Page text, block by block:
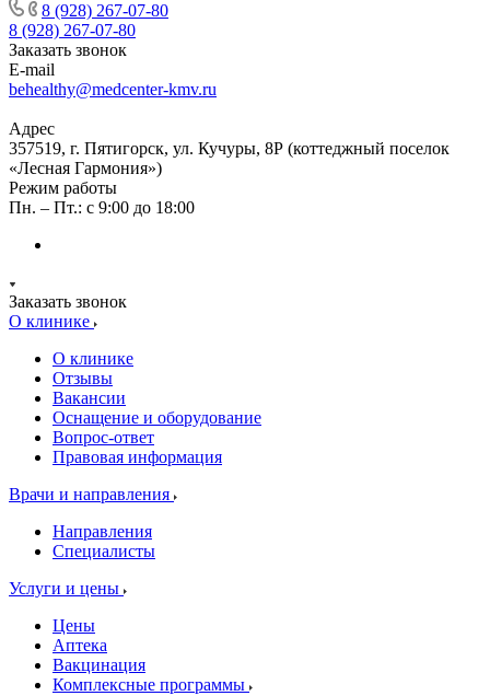
8 (928) 267-07-80
8 (928) 267-07-80
Заказать звонок
E-mail
behealthy@medcenter-kmv.ru
Адрес
357519, г. Пятигорск, ул. Кучуры, 8Р (коттеджный поселок
«Лесная Гармония»)
Режим работы
Пн. – Пт.: с 9:00 до 18:00
Заказать звонок
О клинике
О клинике
Отзывы
Вакансии
Оснащение и оборудование
Вопрос-ответ
Правовая информация
Врачи и направления
Направления
Специалисты
Услуги и цены
Цены
Аптека
Вакцинация
Комплексные программы